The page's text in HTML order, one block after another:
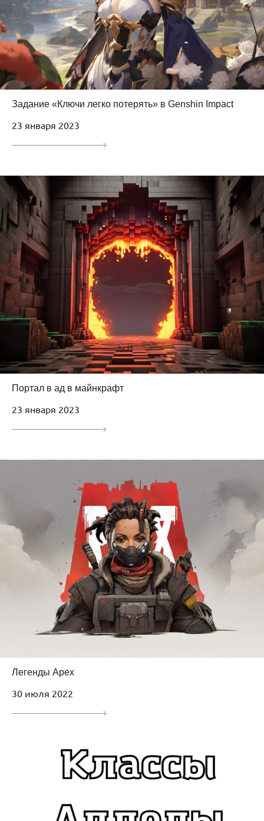
Задание «Ключи легко потерять» в Genshin Impact
23 января 2023
Портал в ад в майнкрафт
23 января 2023
Легенды Apex
30 июля 2022